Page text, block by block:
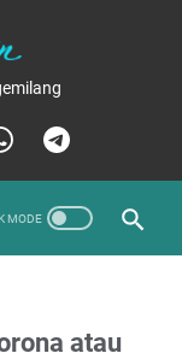
atau